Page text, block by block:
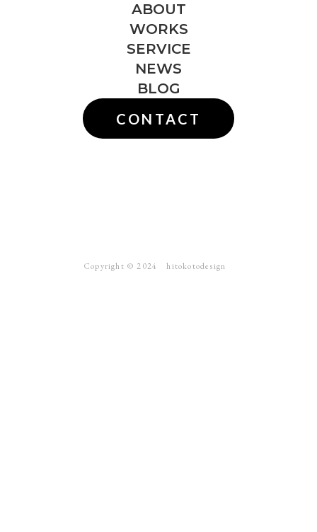
ABOUT
WORKS
SERVICE
NEWS
BLOG
CONTACT
Copyright ©︎ 2024 hitokotodesign